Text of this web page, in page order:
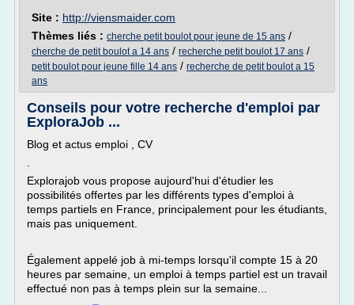
Site : http://viensmaider.com
Thèmes liés : cherche petit boulot pour jeune de 15 ans /
cherche de petit boulot a 14 ans / recherche petit boulot 17 ans /
petit boulot pour jeune fille 14 ans / recherche de petit boulot a 15
ans
Conseils pour votre recherche d'emploi par
ExploraJob ...
Blog et actus emploi , CV
Explorajob vous propose aujourd'hui d'étudier les
possibilités offertes par les différents types d'emploi à
temps partiels en France, principalement pour les étudiants,
mais pas uniquement.
Également appelé job à mi-temps lorsqu'il compte 15 à 20
heures par semaine, un emploi à temps partiel est un travail
effectué non pas à temps plein sur la semaine...